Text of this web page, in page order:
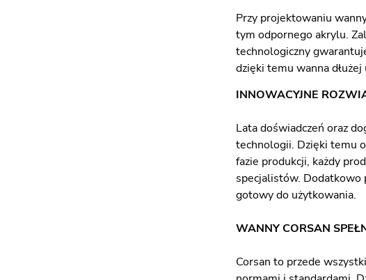
Przy projektowaniu
tym odpornego akrylu.
technologiczny
dzięki temu wanna
INNOWACYJNE
Lata doświadczeń oraz
technologii. Dzięki temu
fazie produkcji, każdy
specjalistów. Dodatkowo
gotowy do użytkowania.
WANNY CORSAN
Corsan to przede